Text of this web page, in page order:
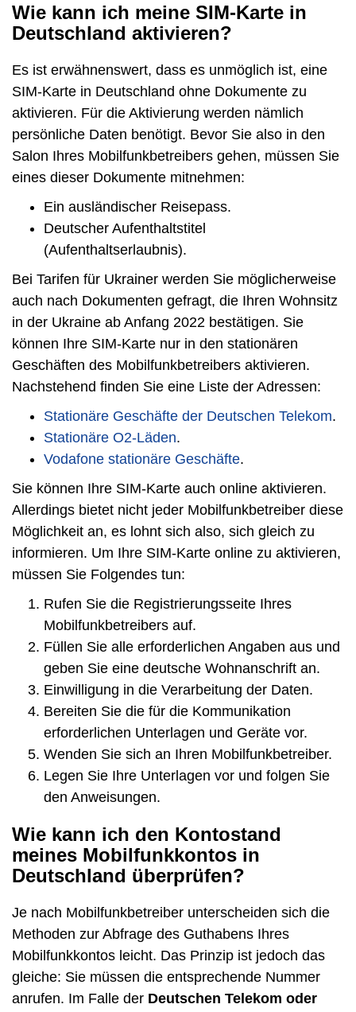
Wie kann ich meine SIM-Karte in
Deutschland aktivieren?
Es ist erwähnenswert, dass es unmöglich ist, eine
SIM-Karte in Deutschland ohne Dokumente zu
aktivieren. Für die Aktivierung werden nämlich
persönliche Daten benötigt. Bevor Sie also in den
Salon Ihres Mobilfunkbetreibers gehen, müssen Sie
eines dieser Dokumente mitnehmen:
Ein ausländischer Reisepass.
Deutscher Aufenthaltstitel
(Aufenthaltserlaubnis).
Bei Tarifen für Ukrainer werden Sie möglicherweise
auch nach Dokumenten gefragt, die Ihren Wohnsitz
in der Ukraine ab Anfang 2022 bestätigen. Sie
können Ihre SIM-Karte nur in den stationären
Geschäften des Mobilfunkbetreibers aktivieren.
Nachstehend finden Sie eine Liste der Adressen:
Stationäre Geschäfte der Deutschen Telekom.
Stationäre O2-Läden.
Vodafone stationäre Geschäfte.
Sie können Ihre SIM-Karte auch online aktivieren.
Allerdings bietet nicht jeder Mobilfunkbetreiber diese
Möglichkeit an, es lohnt sich also, sich gleich zu
informieren. Um Ihre SIM-Karte online zu aktivieren,
müssen Sie Folgendes tun:
Rufen Sie die Registrierungsseite Ihres
Mobilfunkbetreibers auf.
Füllen Sie alle erforderlichen Angaben aus und
geben Sie eine deutsche Wohnanschrift an.
Einwilligung in die Verarbeitung der Daten.
Bereiten Sie die für die Kommunikation
erforderlichen Unterlagen und Geräte vor.
Wenden Sie sich an Ihren Mobilfunkbetreiber.
Legen Sie Ihre Unterlagen vor und folgen Sie
den Anweisungen.
Wie kann ich den Kontostand
meines Mobilfunkkontos in
Deutschland überprüfen?
Je nach Mobilfunkbetreiber unterscheiden sich die
Methoden zur Abfrage des Guthabens Ihres
Mobilfunkkontos leicht. Das Prinzip ist jedoch das
gleiche: Sie müssen die entsprechende Nummer
anrufen. Im Falle der Deutschen Telekom oder